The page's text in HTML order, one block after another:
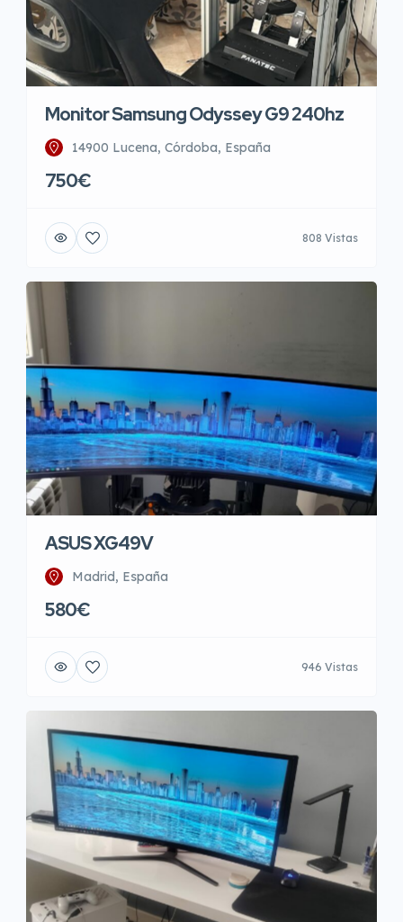
Monitor Samsung Odyssey G9 240hz
14900 Lucena, Córdoba, España
750€
808 Vistas
ASUS XG49V
Madrid, España
580€
946 Vistas